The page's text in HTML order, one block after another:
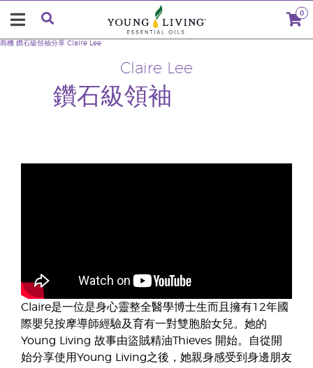
0
Claire Lee
鑽石級領袖
商機 鑽石級領袖分享 Claire Lee
Claire是一位是身心靈整全醫學博士生而且擁有12年國
際嬰兒按摩導師經驗及育有一對雙胞胎女兒。她的
Young Living 故事由盜賊精油Thieves 開始。自從開
始分享使用Young Living之後，她親身感受到身邊朋友